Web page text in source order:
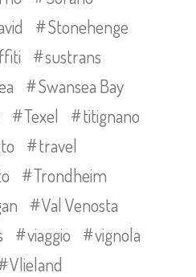
Stonehenge
sustrans
Swansea Bay
Texel
titignano
travel
Trondheim
Val Venosta
viaggio
vignola
Vlieland